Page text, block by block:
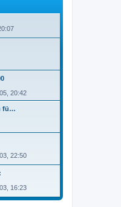
20:42
fü…
22:50
16:23